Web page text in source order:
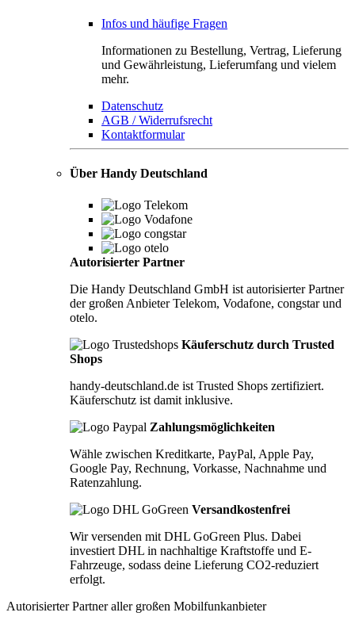
Infos und häufige Fragen
Informationen zu Bestellung, Vertrag, Lieferung
und Gewährleistung, Lieferumfang und vielem
mehr.
Datenschutz
AGB / Widerrufsrecht
Kontaktformular
Über Handy Deutschland
Autorisierter Partner
Die Handy Deutschland GmbH ist autorisierter Partner
der großen Anbieter Telekom, Vodafone, congstar und
otelo.
Käuferschutz durch Trusted
Shops
handy-deutschland.de ist Trusted Shops zertifiziert.
Käuferschutz ist damit inklusive.
Zahlungsmöglichkeiten
Wähle zwischen Kreditkarte, PayPal, Apple Pay,
Google Pay, Rechnung, Vorkasse, Nachnahme und
Ratenzahlung.
Versandkostenfrei
Wir versenden mit DHL GoGreen Plus. Dabei
investiert DHL in nachhaltige Kraftstoffe und E-
Fahrzeuge, sodass deine Lieferung CO2-reduziert
erfolgt.
Autorisierter Partner aller großen Mobilfunkanbieter